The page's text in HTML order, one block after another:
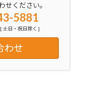
せください。
5881
土日・祝日除く ]
わせ